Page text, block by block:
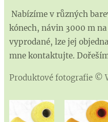
Nabízíme v různých
kónech, návin 3000 m
vyprodané, lze jej
mne kontaktujte.
Produktové fotografie ©